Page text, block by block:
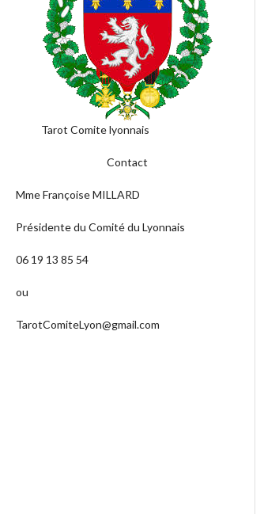
Tarot Comite lyonnais
Contact
Mme Françoise MILLARD
Présidente du Comité du Lyonnais
06 19 13 85 54
ou
TarotComiteLyon@gmail.com